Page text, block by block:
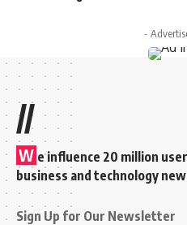
-
//
W e influence 20 million
business and technology
Sign Up for Our Newsletter